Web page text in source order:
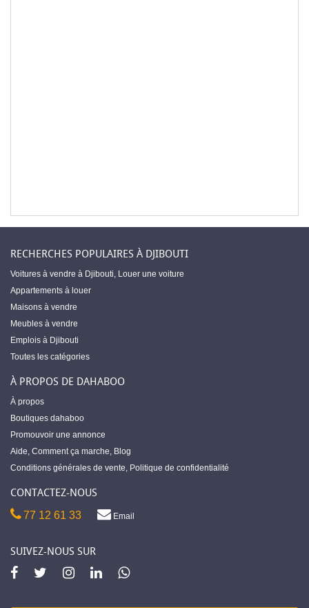
RECHERCHES POPULAIRES À DJIBOUTI
Voitures à vendre à Djibouti, Louer une voiture
Appartements à louer
Maisons à vendre
Meubles à vendre
Emplois à Djibouti
Toutes les catégories
À PROPOS DE DAHABOO
À propos
Boutiques dahaboo
Promouvoir une annonce
Aide, Comment ça marche, Blog
Conditions générales de vente, Politique de confidentialité
CONTACTEZ-NOUS
77 12 61 33 Email
SUIVEZ-NOUS SUR